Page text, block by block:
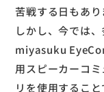
苦戦する日もあり
しかし、今では
miyasuku
用スピーカーコ
リを使用するこ